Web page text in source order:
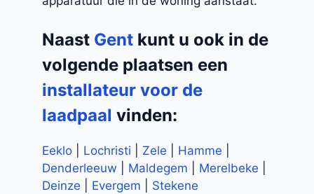
Naast Gent kunt u ook in de
volgende plaatsen een
installateur voor de
laadpaal vinden:
Eeklo Lochristi Zele Hamme
Denderleeuw
Maldegem Merelbeke
Deinze
Evergem Stekene